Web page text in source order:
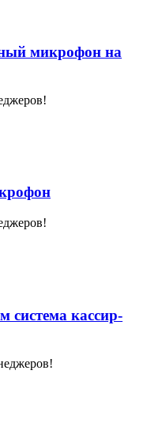
микрофон на
система кассир-